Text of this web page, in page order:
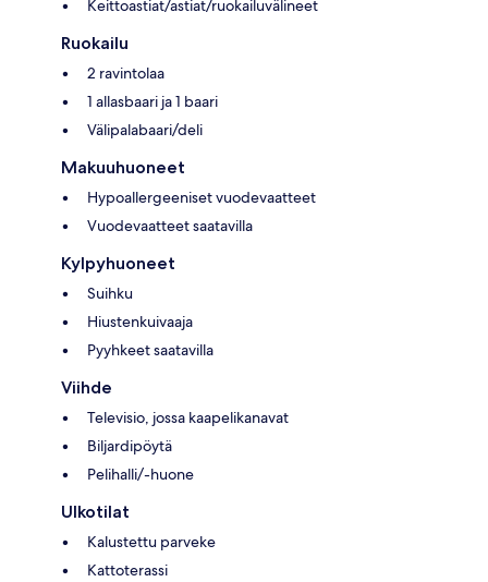
Keittoastiat/astiat/ruokailuvälineet
Ruokailu
2 ravintolaa
1 allasbaari ja 1 baari
Välipalabaari/deli
Makuuhuoneet
Hypoallergeeniset vuodevaatteet
Vuodevaatteet saatavilla
Kylpyhuoneet
Suihku
Hiustenkuivaaja
Pyyhkeet saatavilla
Viihde
Televisio, jossa kaapelikanavat
Biljardipöytä
Pelihalli/-huone
Ulkotilat
Kalustettu parveke
Kattoterassi